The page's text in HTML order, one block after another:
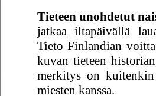
Tieteen unohdetut
jatkaa iltapäivällä
Tieto Finlandian
kuvan tieteen
merkitys on
miesten kanssa.